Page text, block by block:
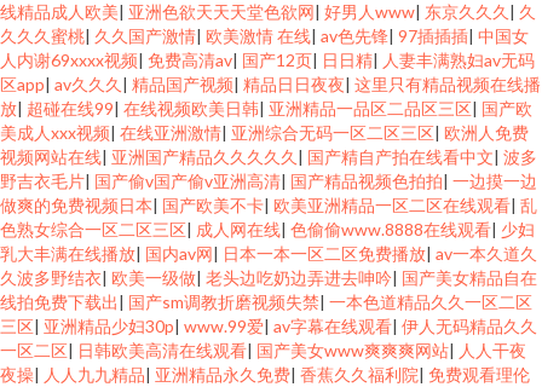
线精品成人欧美| 亚洲色欲天天天堂色欲网| 好男人www| 东京久久久 | 久
久久久蜜桃| 久久国产激情| 欧美激情 在线| av色先锋| 97插插插| 中国女
人内谢69xxxx视频| 免费高清av| 国产12页| 日日精| 人妻丰满熟妇av无码
区app| av久久久 | 精品国产视频| 精品日日夜夜| 这里只有精品视频在线播
放| 超碰在线99| 在线视频欧美日韩| 亚洲精品一品区二品区三区| 国产欧
美成人xxx视频| 在线亚洲激情| 亚洲综合无码一区二区三区| 欧洲人免费
视频网站在线| 亚洲国产精品久久久久久 | 国产精自产拍在线看中文| 波多
野吉衣毛片| 国产偷v国产偷v亚洲高清| 国产精品视频色拍拍| 一边摸一边
做爽的免费视频日本| 国产欧美不卡| 欧美亚洲精品一区二区在线观看| 乱
色熟女综合一区二区三区| 成人网在线| 色偷偷www.8888在线观看| 少妇
乳大丰满在线播放| 国内av网| 日本一本一区二区免费播放| av一本久道久
久波多野结衣| 欧美一级做| 老头边吃奶边弄进去呻吟| 国产美女精品自在
线拍免费下载出| 国产sm调教折磨视频失禁| 一本色道精品久久一区二区
三区| 亚洲精品少妇30p| www.99爱| av字幕在线观看| 伊人无码精品久久
一区二区| 日韩欧美高清在线观看| 国产美女www爽爽爽网站| 人人干夜
夜操| 人人九九精品| 亚洲精品永久免费| 香蕉久久福利院| 免费观看理伦